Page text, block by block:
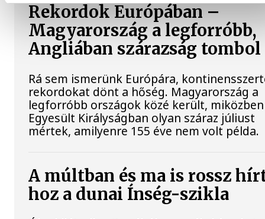
Rekordok Európában –
Magyarország a legforróbb,
Angliában szárazság tombol
Rá sem ismerünk Európára,
rekordokat dönt a hőség. Magyarország a
legforróbb országok közé került,
Egyesült Királyságban olyan száraz júliust
mértek, amilyenre 155 éve nem volt példa.
A múltban és ma is rossz
hoz a dunai Ínség-szikla